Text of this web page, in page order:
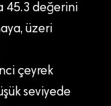
45.3 değerini
üzeri
çeyrek
seviyede